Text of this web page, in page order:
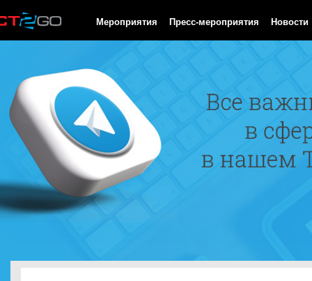
Мероприятия Пресс-мероприятия Новости